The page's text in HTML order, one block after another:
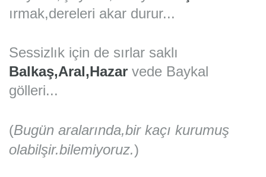
ırmak,dereleri akar durur...
Sessizlık için de sırlar saklı
Balkaş,Aral,Hazar vede Baykal
gölleri...
(Bugün aralarında,bir kaçı kurumuş
olabilşir.bilemiyoruz.)